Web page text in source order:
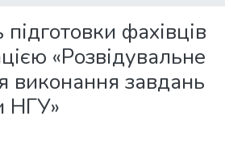
фахівців
«Розвідувальне
виконання завдань
НГУ»